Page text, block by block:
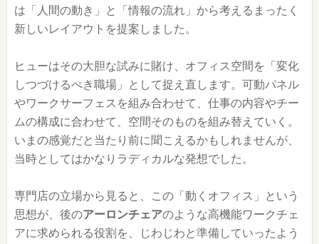
は「人間の動き」と「情報の流れ」から考えるまったく
新しいレイアウトを提案しました。
ヒューはその大胆な試みに賭け、オフィス空間を「変化
しつづけるべき職場」として捉え直します。可動パネル
やワークサーフェスを組み合わせて、仕事の内容やチー
ムの構成に合わせて、空間そのものを組み替えていく。
いまの感覚だと当たり前に聞こえるかもしれませんが、
当時としてはかなりラディカルな発想でした。
専門店の立場から見ると、この「動くオフィス」という
思想が、後のアーロンチェアのような高機能ワークチェ
アに求められる役割を、じわじわと準備していったよう